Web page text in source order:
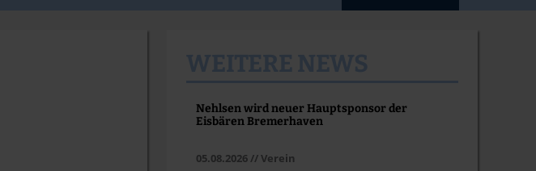
Nehlsen wird neuer Hauptsponsor der
Eisbären Bremerhaven
05.08.2026 // Verein